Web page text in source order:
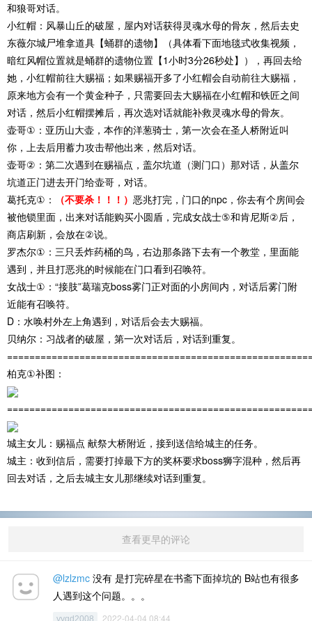
和狼哥对话。
小红帽：风暴山丘的破屋，屋内对话获得灵魂水母的骨灰，然后去史
东薇尔城尸堆拿道具【蛹群的遗物】（具体看下面地毯式收集视频，
暗红风帽位置就是蛹群的遗物位置【1小时3分26秒处】），再回去给
她，小红帽前往大赐福；如果赐福开多了小红帽会自动前往大赐福，
原来地方会有一个黄金种子，只需要回去大赐福在小红帽和铁匠之间
对话，然后小红帽摆摊后，再次选对话就能补救灵魂水母的骨灰。
壶哥①：亚历山大壶，本作的洋葱骑士，第一次会在圣人桥附近叫
你，上去后用蓄力攻击帮他出来，然后对话。
壶哥②：第二次遇到在赐福点，盖尔坑道（测门口）那对话，从盖尔
坑道正门进去开门给壶哥，对话。
葛托克①：
（不要杀！！！） 恶兆打完，门口的npc，你去有个房间会
被他锁里面，出来对话能购买小圆盾，完成女战士⑤和肯尼斯②后，
商店刷新，会放在②说。
罗杰尔①：三只丢炸药桶的鸟，右边那条路下去有一个教堂，里面能
遇到，并且打恶兆的时候能在门口看到召唤符。
女战士①：“接肢”葛瑞克boss雾门正对面的小房间内，对话后雾门附
近能有召唤符。
D：水唤村外左上角遇到，对话后会去大赐福。
贝纳尔：习战者的破屋，第一次对话后，对话到重复。
柏克①补图：
城主女儿：赐福点 献祭大桥附近，接到送信给城主的任务。
城主：收到信后，需要打掉最下方的奖杯要求boss狮字混种，然后再
回去对话，之后去城主女儿那继续对话到重复。
查看更早的评论
@lzlzmc 没有 是打完碎星在书斋下面掉坑的 B站也有很多
人遇到这个问题。。。
yygd2008 2022-04-04 08:44